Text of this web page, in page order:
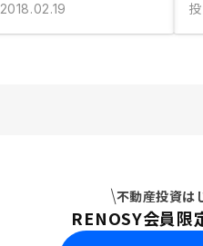
2018.02.19
不動産投資は
RENOSY会員限